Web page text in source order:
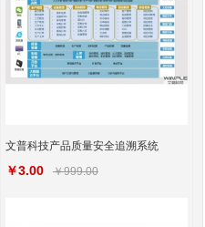
文普科技产品质量安全追溯系统
￥3.00 ￥999.00